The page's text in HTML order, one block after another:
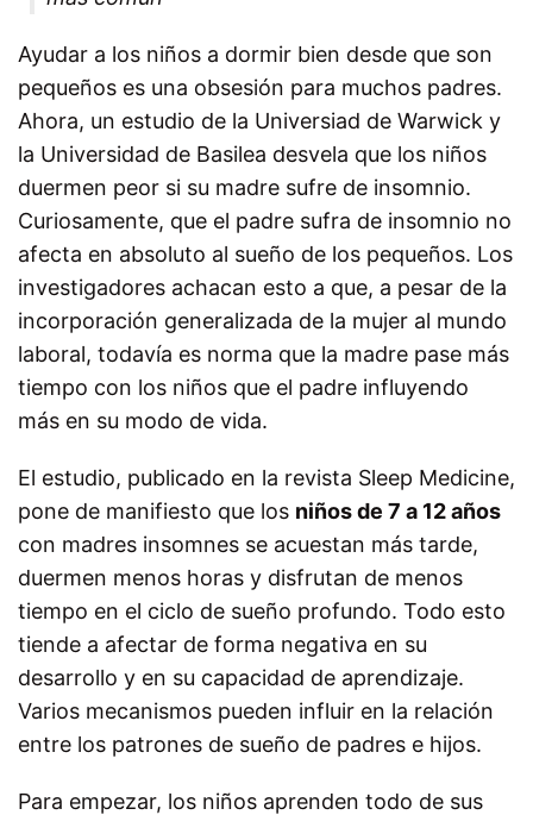
Ayudar a los niños a dormir bien desde que son
pequeños es una obsesión para muchos padres.
Ahora, un estudio de la Universiad de Warwick y
la Universidad de Basilea desvela que los niños
duermen peor si su madre sufre de insomnio.
Curiosamente, que el padre sufra de insomnio no
afecta en absoluto al sueño de los pequeños. Los
investigadores achacan esto a que, a pesar de la
incorporación generalizada de la mujer al mundo
laboral, todavía es norma que la madre pase más
tiempo con los niños que el padre influyendo
más en su modo de vida.
El estudio, publicado en la revista Sleep Medicine,
pone de manifiesto que los niños de 7 a 12 años
con madres insomnes se acuestan más tarde,
duermen menos horas y disfrutan de menos
tiempo en el ciclo de sueño profundo. Todo esto
tiende a afectar de forma negativa en su
desarrollo y en su capacidad de aprendizaje.
Varios mecanismos pueden influir en la relación
entre los patrones de sueño de padres e hijos.
Para empezar, los niños aprenden todo de sus